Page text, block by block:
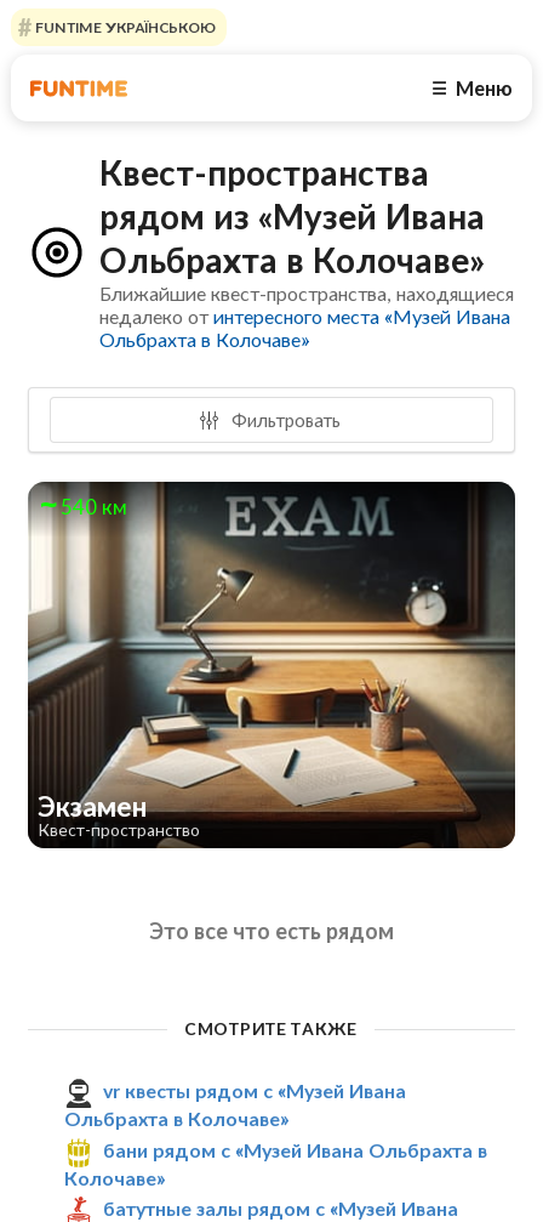
FUNTIME УКРАЇНСЬКОЮ
☰ Меню
Квест-пространства
рядом из «Музей Ивана
Ольбрахта в Колочаве»
Ближайшие квест-пространства, находящиеся
недалеко отинтересного места «Музей Ивана
Ольбрахта в Колочаве»
Фильтровать
540 км
Экзамен
Квест-пространство
Это все что есть рядом
СМОТРИТЕ ТАКЖЕ
vr квесты рядом с «Музей Ивана
Ольбрахта в Колочаве»
бани рядом с «Музей Ивана Ольбрахта в
Колочаве»
батутные залы рядом с «Музей Ивана